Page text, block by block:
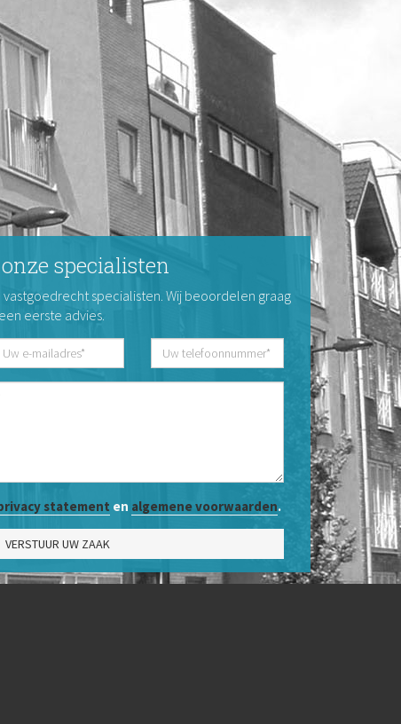
specialisten
specialisten. Wij beoordelen graag
eerste advies.
statement en algemene voorwaarden.